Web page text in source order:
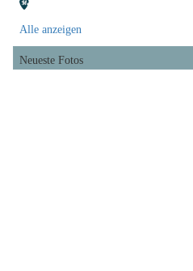
Alle anzeigen
Neueste Fotos